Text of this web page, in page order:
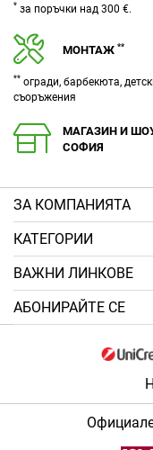
* за поръчки над 300 €.
МОНТАЖ **
** огради, барбекюта,
съоръжения
МАГАЗИН И
СОФИЯ
ЗA КОМПАНИЯТА
КАТЕГОРИИ
ВАЖНИ ЛИНКОВЕ
АБОНИРАЙТЕ СЕ